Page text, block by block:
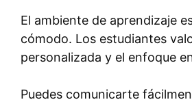
El ambiente de aprendizaje
cómodo. Los estudiantes
personalizada y el enfoque
Puedes comunicarte